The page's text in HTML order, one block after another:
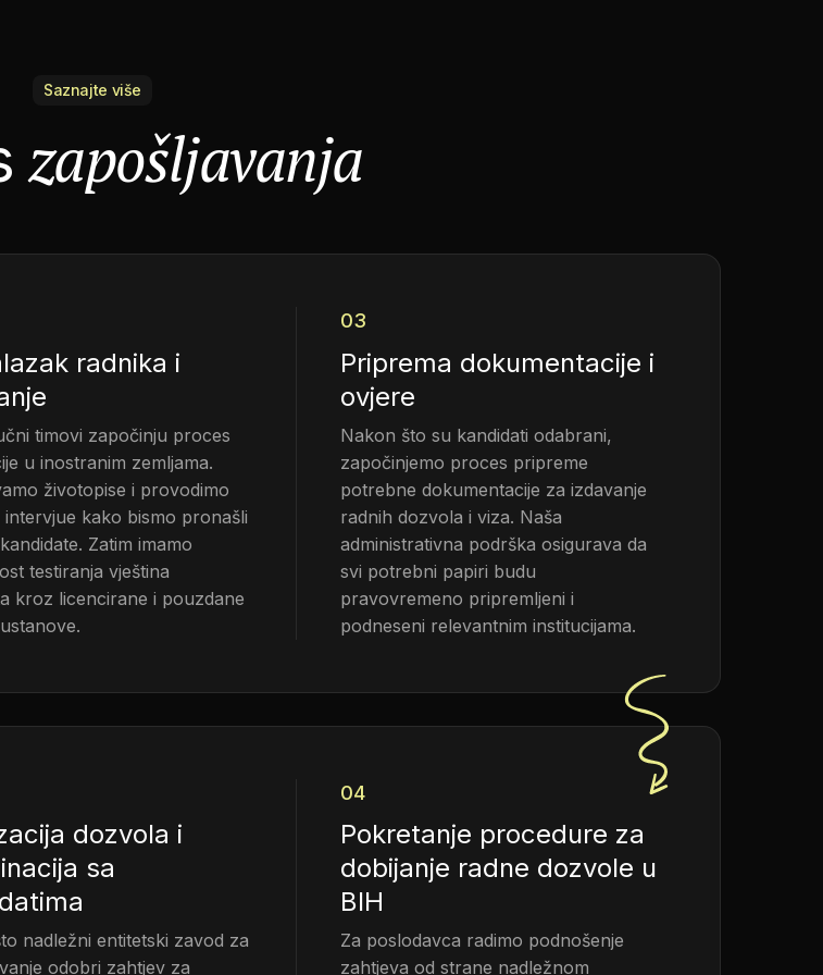
Saznajte više
zapošljavanja
radnika i
timovi započinju proces
u inostranim zemljama.
životopise i provodimo
intervjue kako bismo pronašli
Zatim imamo
testiranja vještina
kroz licencirane i pouzdane
03
Priprema dokumentacije i
ovjere
Nakon što su kandidati odabrani,
započinjemo proces pripreme
potrebne dokumentacije za izdavanje
radnih dozvola i viza. Naša
administrativna podrška osigurava da
svi potrebni papiri budu
pravovremeno pripremljeni i
podneseni relevantnim institucijama.
dozvola i
sa
nadležni entitetski zavod za
odobri zahtjev za
04
Pokretanje procedure za
dobijanje radne dozvole u
BIH
Za poslodavca radimo podnošenje
zahtjeva od strane nadležnom